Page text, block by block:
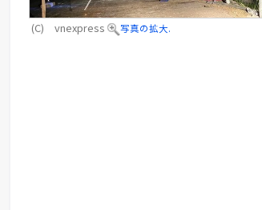
(C) vnexpress 写真の拡大.